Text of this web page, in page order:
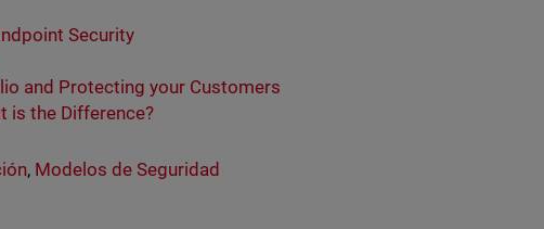
Security
and Protecting your Customers
is the Difference?
, Modelos de Seguridad